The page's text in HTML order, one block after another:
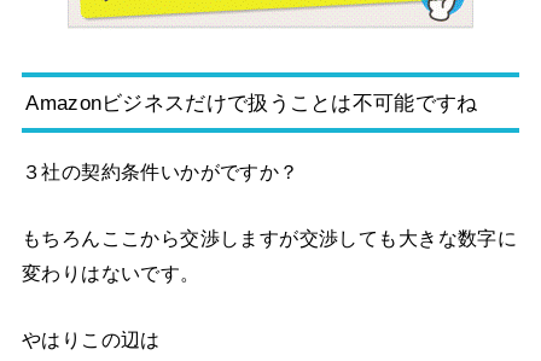
Amazonビジネスだけで扱うことは不可能ですね
３社の契約条件いかがですか？
もちろんここから交渉しますが交渉しても大きな数字に
変わりはないです。
やはりこの辺は